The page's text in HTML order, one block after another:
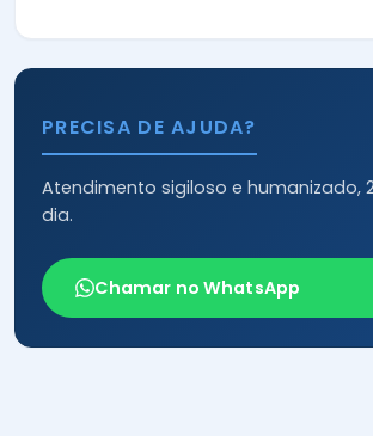
PRECISA DE AJUDA?
Atendimento sigiloso e humanizado,
dia.
Chamar no WhatsApp